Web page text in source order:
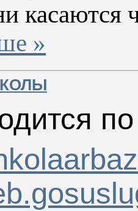
касаются
»